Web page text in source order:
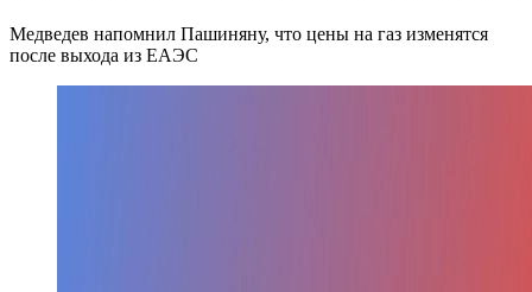
Медведев напомнил Пашиняну, что цены на газ изменятся
после выхода из ЕАЭС